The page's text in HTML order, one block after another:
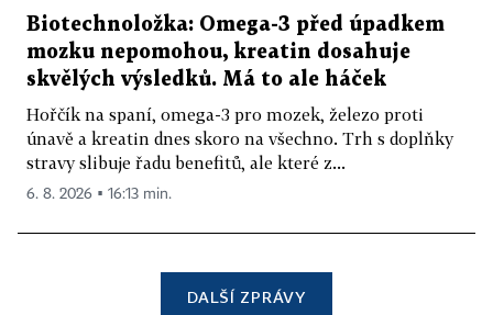
Biotechnoložka: Omega-3 před úpadkem
mozku nepomohou, kreatin dosahuje
skvělých výsledků. Má to ale háček
Hořčík na spaní, omega-3 pro mozek, železo proti
únavě a kreatin dnes skoro na všechno. Trh s doplňky
stravy slibuje řadu benefitů, ale které z...
6. 8. 2026 ▪ 16:13 min.
DALŠÍ ZPRÁVY